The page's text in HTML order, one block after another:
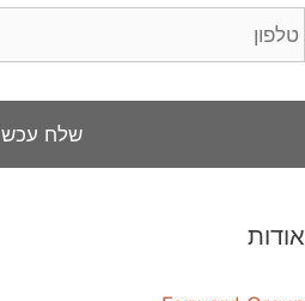
אודות